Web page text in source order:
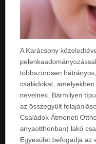
A Karácsony
többszörösen
családokat,
nevelnek. Bármilyen
az összegyűlt
Családok Átmeneti
anyaotthonban) lakó
Egyesület befogadja az